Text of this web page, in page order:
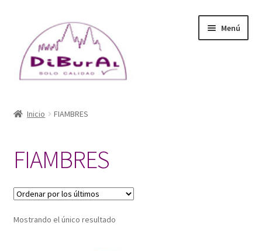
navegación
contenido
Menú
Catálogo
Blog
Inicio FIAMBRES
FIAMBRES
Mostrando el único resultado